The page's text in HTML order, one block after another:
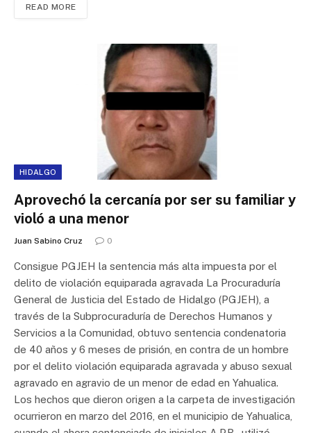
READ MORE
HIDALGO
Aprovechó la cercanía por ser su familiar y
violó a una menor
Juan Sabino Cruz 0
Consigue PGJEH la sentencia más alta impuesta por el
delito de violación equiparada agravada La Procuraduría
General de Justicia del Estado de Hidalgo (PGJEH), a
través de la Subprocuraduría de Derechos Humanos y
Servicios a la Comunidad, obtuvo sentencia condenatoria
de 40 años y 6 meses de prisión, en contra de un hombre
por el delito violación equiparada agravada y abuso sexual
agravado en agravio de un menor de edad en Yahualica.
Los hechos que dieron origen a la carpeta de investigación
ocurrieron en marzo del 2016, en el municipio de Yahualica,